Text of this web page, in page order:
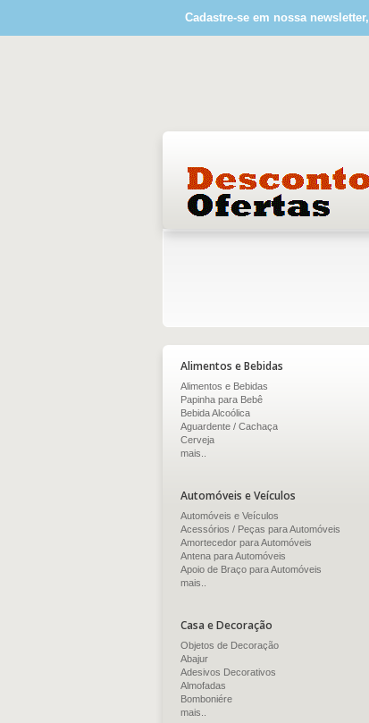
Cadastre-se em nossa
Alimentos e Bebidas
Alimentos e Bebidas
Papinha para Bebê
Bebida Alcoólica
Aguardente / Cachaça
Cerveja
mais..
Automóveis e Veículos
Automóveis e Veículos
Acessórios / Peças para Automóveis
Amortecedor para Automóveis
Antena para Automóveis
Apoio de Braço para Automóveis
mais..
Casa e Decoração
Objetos de Decoração
Abajur
Adesivos Decorativos
Almofadas
Bomboniére
mais..